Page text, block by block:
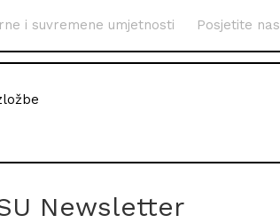
i suvremene umjetnosti Posjetite nas
Newsletter